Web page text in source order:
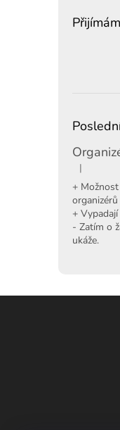
|
+
+
- Zatím o
ukáže.
Z